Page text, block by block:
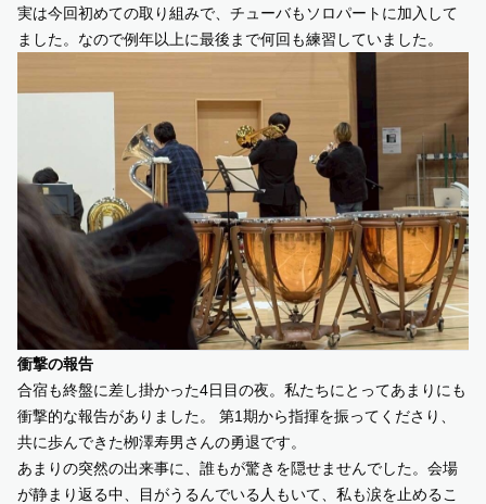
実は今回初めての取り組みで、チューバもソロパートに加入して
ました。なので例年以上に最後まで何回も練習していました。
衝撃の報告
合宿も終盤に差し掛かった4日目の夜。私たちにとってあまりにも
衝撃的な報告がありました。 第1期から指揮を振ってくださり、
共に歩んできた栁澤寿男さんの勇退です。
あまりの突然の出来事に、誰もが驚きを隠せませんでした。会場
が静まり返る中、目がうるんでいる人もいて、私も涙を止めるこ